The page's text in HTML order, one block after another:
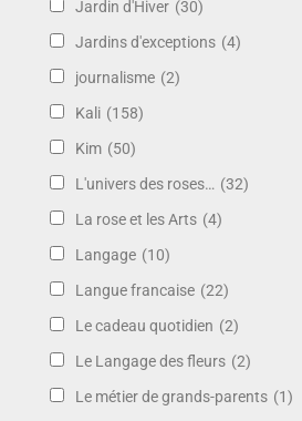
Jardin d'Hiver (30)
Jardins d'exceptions (4)
journalisme (2)
Kali (158)
Kim (50)
L'univers des roses… (32)
La rose et les Arts (4)
Langage (10)
Langue francaise (22)
Le cadeau quotidien (2)
Le Langage des fleurs (2)
Le métier de grands-parents (1)